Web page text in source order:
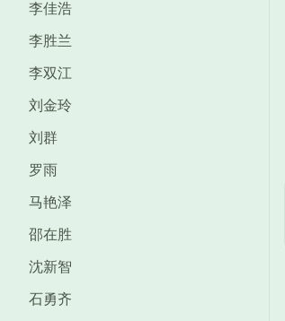
李佳浩
李胜兰
李双江
刘金玲
刘群
罗雨
马艳泽
邵在胜
沈新智
石勇齐